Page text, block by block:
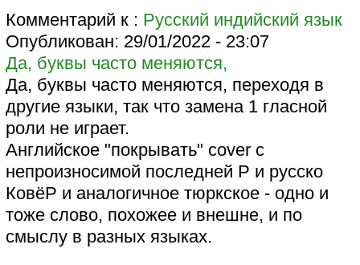
Комментарий к : Русский индийский язык
Опубликован: 29/01/2022 - 23:07
Да, буквы часто меняются,
Да, буквы часто меняются, переходя в
другие языки, так что замена 1 гласной
роли не играет.
Английское "покрывать" cover с
непроизносимой последней Р и русско
КовёР и аналогичное тюркское - одно и
тоже слово, похожее и внешне, и по
смыслу в разных языках.